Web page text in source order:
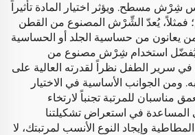
مسطح. ويؤثر اختيار المادة تأثيراً
فمثلاً، يُعدّ الشِّرْش المصنوع من القطن
يعانون من حساسية الجلد أو الحساسية
يُفضّل استخدام شِرْش مصنوع من
في سرير الطفل نظراً لقدرته العالية على
ومن الجوانب الأساسية في الاختيار
مناسبان للمرتبة تجنباً لارتخاء
في استعراض تشكيلتنا
وإيجاد النوع الأنسب لمرتبتك، لا